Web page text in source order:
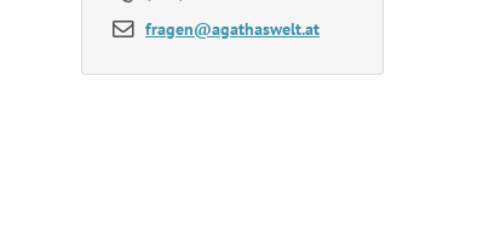
fragen@agathaswelt.at